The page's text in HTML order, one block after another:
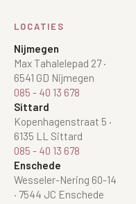
LOCATIES
Nijmegen
Max Tahalelepad 27·
6541 GD Nijmegen
085 - 40 13 678
Sittard
Kopenhagenstraat 5 ·
6135 LL Sittard
085 - 40 13 678
Enschede
Wesseler-Nering 60-14
· 7544 JC Enschede